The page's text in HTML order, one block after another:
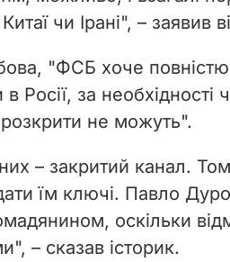
o
чи Ірані", – заявив
"ФСБ хоче
Росії, за необхідності
не можуть".
– закритий канал.
їм ключі. Павло
оскільки
– сказав історик.